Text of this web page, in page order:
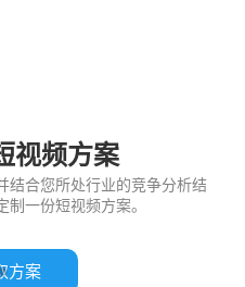
视频方案
结合您所处行业的竞争分析结
制一份短视频方案。
方案